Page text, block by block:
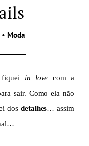
• Moda
in love com a
sair. Como ela não
dos detalhes… assim